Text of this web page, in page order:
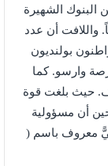
البنوك الشهيرة
واللافت أن عدد
بولنديون
وارسو. كما
فيه عن 37.000 موظف. حيث بلغت قوة
في حين أن مسؤولية
معروف باسم (